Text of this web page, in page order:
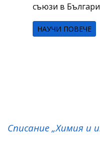
съюзи в
НАУЧИ ПОВЕЧЕ
Списание „Химия и